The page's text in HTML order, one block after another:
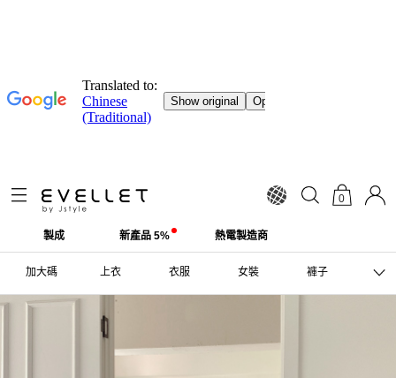
0
製成 新產品 5% 熱電製造商
加大碼 上衣 衣服 女裝 褲子